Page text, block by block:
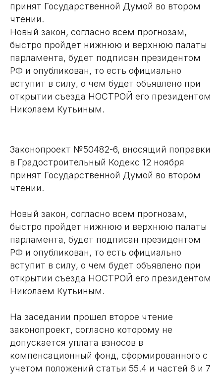
принят Государственной Думой во втором
чтении.
Новый закон, согласно всем прогнозам,
быстро пройдет нижнюю и верхнюю палаты
парламента, будет подписан президентом
РФ и опубликован, то есть официально
вступит в силу, о чем будет объявлено при
открытии съезда НОСТРОЙ его президентом
Николаем Кутьиным.
Законопроект №50482-6, вносящий поправки
в Градостроительный Кодекс 12 ноября
принят Государственной Думой во втором
чтении.
Новый закон, согласно всем прогнозам,
быстро пройдет нижнюю и верхнюю палаты
парламента, будет подписан президентом
РФ и опубликован, то есть официально
вступит в силу, о чем будет объявлено при
открытии съезда НОСТРОЙ его президентом
Николаем Кутьиным.
На заседании прошел второе чтение
законопроект, согласно которому не
допускается уплата взносов в
компенсационный фонд, сформированного с
учетом положений статьи 55.4 и частей 6 и 7